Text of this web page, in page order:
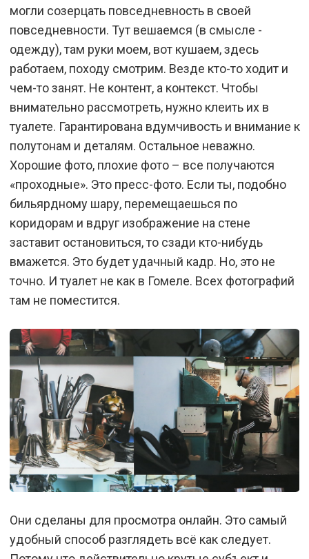
могли созерцать повседневность в своей
повседневности. Тут вешаемся (в смысле -
одежду), там руки моем, вот кушаем, здесь
работаем, походу смотрим. Везде кто-то ходит и
чем-то занят. Не контент, а контекст. Чтобы
внимательно рассмотреть, нужно клеить их в
туалете. Гарантирована вдумчивость и внимание к
полутонам и деталям. Остальное неважно.
Хорошие фото, плохие фото – все получаются
«проходные». Это пресс-фото. Если ты, подобно
бильярдному шару, перемещаешься по
коридорам и вдруг изображение на стене
заставит остановиться, то сзади кто-нибудь
вмажется. Это будет удачный кадр. Но, это не
точно. И туалет не как в Гомеле. Всех фотографий
там не поместится.
Они сделаны для просмотра онлайн. Это самый
удобный способ разглядеть всё как следует.